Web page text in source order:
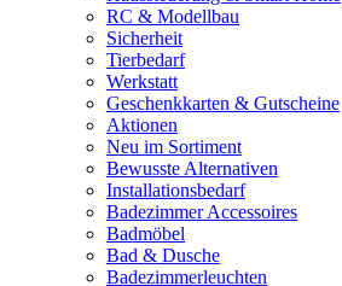
RC & Modellbau
Sicherheit
Tierbedarf
Werkstatt
Geschenkkarten & Gutscheine
Aktionen
Neu im Sortiment
Bewusste Alternativen
Installationsbedarf
Badezimmer Accessoires
Badmöbel
Bad & Dusche
Badezimmerleuchten